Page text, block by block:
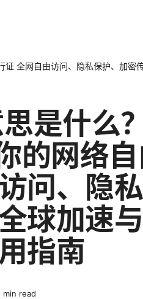
全网自由访问、隐私保护、加密
是什么
的网络
问、隐
球加速
指南
min read